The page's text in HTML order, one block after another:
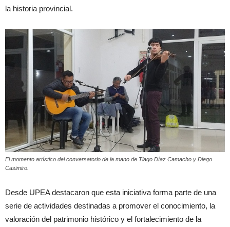
la historia provincial.
El momento artístico del conversatorio de la mano de Tiago Díaz Camacho y Diego
Casimiro.
Desde UPEA destacaron que esta iniciativa forma parte de una
serie de actividades destinadas a promover el conocimiento, la
valoración del patrimonio histórico y el fortalecimiento de la